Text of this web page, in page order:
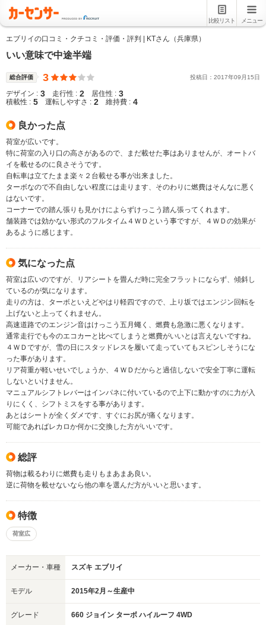
比較リスト メニュー
エブリイの口コミ・クチコミ・評価・評判 | KTさん（兵庫県）
いい意味で中途半端
総合評価 3 投稿日： 2017年09 月 15日
デザイン : 3 走行性 : 2 居住性 : 3
積載性 : 5 運転しやすさ : 2 維持費 : 4
良かった点
荷室が広いです。
特に荷室の入り口の高さがあるので、まだ載せた事はありませんが、オートバ
イを載せるのに良さそうです。
自転車は立てたまま楽々２台載せる事が出来ました。
ターボなので不自由しない程度には走ります、そのわりに燃費はそんなに悪く
はないです。
コーナーでの踏ん張りも見かけによらずけっこう踏ん張ってくれます。
舗装路では効かない形式のフルタイム４ＷＤという事ですが、４ＷＤの効果が
あるように感じます。
気になった点
荷室は広いのですが、リアシートを畳んだ時に完全フラットにならず、傾斜し
ているのが気になります。
走りの方は、ターボといえどやはり軽四ですので、上り坂ではエンジン回転を
上げないと上ってくれません。
高速道路でのエンジン音はけっこう五月蠅く、燃費も急激に悪くなります。
通常走行でも今のエコカーと比べてしまうと燃費がいいとは言えないですね。
４ＷＤですが、雪の日にスタッドレスを履いて走っていてもスピンしそうにな
った事があります。
リア荷重が軽いせいでしょうか、４ＷＤだからと過信しないで安全丁寧に運転
しないといけません。
マニュアルシフトレバーはインパネに付いているので上下に動かすのに力が入
りにくく、シフトミスをする事があります。
あとはシートが全くダメです、すぐにお尻が痛くなります。
可能であればレカロか何かに交換した方がいいです。
総評
荷物は載るわりに燃費も走りもまあまあ良い。
逆に荷物を載せないなら他の車を選んだ方がいいと思います。
特徴
荷室広
メーカー・車種 スズキ エブリイ
モデル 2015年2月～生産中
グレード 660 ジョイン ターボ ハイルーフ 4WD